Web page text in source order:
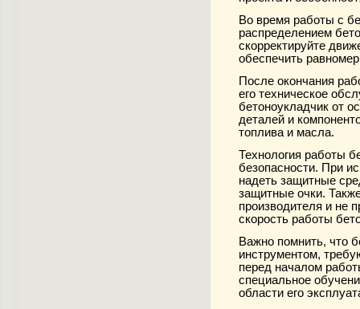
Во время работы с
распределением
скорректируйте
обеспечить
После окончания
его техническое
бетоноукладчик от
деталей и
топлива и масла.
Технология работы
безопасности. При
надеть защитные
защитные очки.
производителя и не
скорость работы
Важно помнить, что
инструментом,
перед началом
специальное
области его